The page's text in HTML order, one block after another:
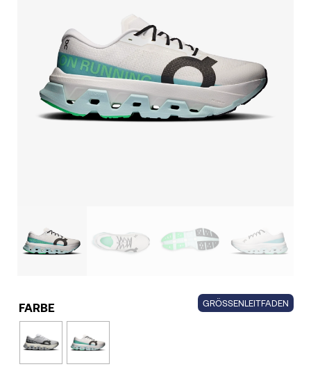
GRÖSSENLEITFADEN
FARBE